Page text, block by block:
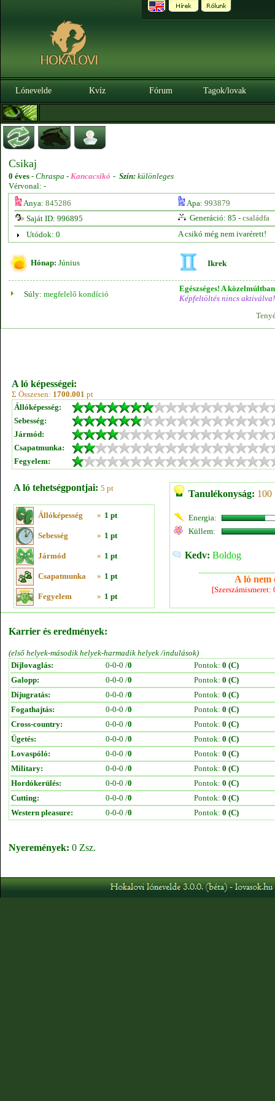
Lónevelde Kvíz Fórum Tagok/lovak
Csikaj
0 éves - Chraspa - Kancacsikó - Szín: különleges
Vérvonal: -
Anya: 845286 Apa: 993879
Saját ID: 996895
Generáció: 85 - családfa
Utódok: 0
A csikó még nem ivarérett!
Hónap: Június Ikrek
Súly: megfelelő kondíció
Egészséges! A
Képfeltöltés nincs aktiválva!
A ló képességei:
Σ Összesen: 1700.001 pt
Állóképesség:
Sebesség:
Jármód:
Csapatmunka:
Fegyelem:
A ló tehetségpontjai: 5 pt
Állóképesség » 1 pt
Sebesség » 1 pt
Jármód » 1 pt
Csapatmunka » 1 pt
Fegyelem » 1 pt
Tanulékonyság: 100
Energia:
Küllem:
Kedv: Boldog
A ló nem
Karrier és eredmények:
(első helyek-második helyek-harmadik helyek /indulások)
Díjlovaglás:
0-0-0 /0 Pontok: 0 (C)
Galopp:
0-0-0 /0 Pontok: 0 (C)
Díjugratás:
0-0-0 /0 Pontok: 0 (C)
Fogathajtás:
0-0-0 /0 Pontok: 0 (C)
Cross-country:
0-0-0 /0 Pontok: 0 (C)
Ügetés:
0-0-0 /0 Pontok: 0 (C)
Lovaspóló:
0-0-0 /0 Pontok: 0 (C)
Military:
0-0-0 /0 Pontok: 0 (C)
Hordókerülés:
0-0-0 /0 Pontok: 0 (C)
Cutting:
0-0-0 /0 Pontok: 0 (C)
Western pleasure:
0-0-0 /0 Pontok: 0 (C)
Nyeremények: 0 Zsz.